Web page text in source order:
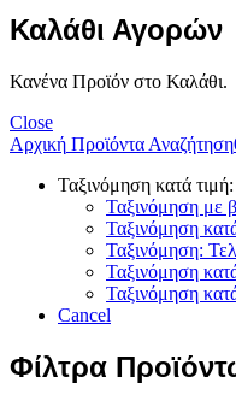
Καλάθι Αγορών
Κανένα Προϊόν στο Καλάθι.
Close
Αρχική Προϊόντα Αναζήτηση
Ταξινόμηση κατά
Ταξινόμηση με
Ταξινόμηση
Ταξινόμηση:
Ταξινόμηση
Ταξινόμηση
Cancel
Φίλτρα